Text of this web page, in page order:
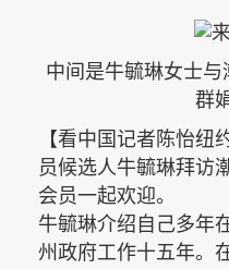
中间是牛毓琳女士与
群
【看中国记者陈怡纽
员候选人牛毓琳拜访
会员一起欢迎。
牛毓琳介绍自己多年
州政府工作十五年。